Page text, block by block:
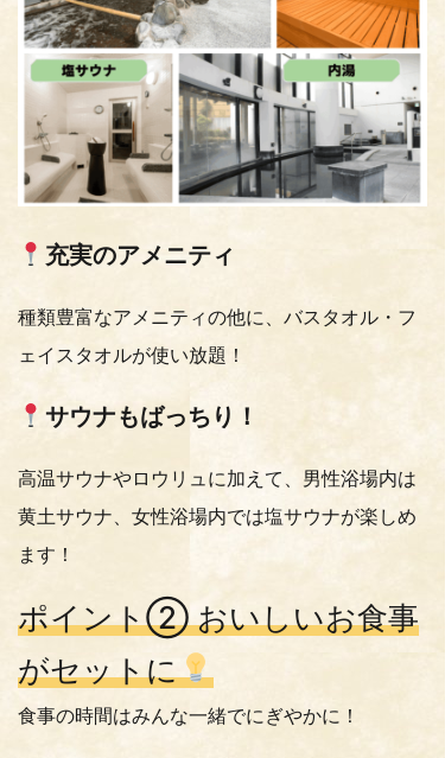
充実のアメニティ
種類豊富なアメニティの他に、バスタオル・フ
ェイスタオルが使い放題！
サウナもばっちり！
高温サウナやロウリュに加えて、男性浴場内は
黄土サウナ、女性浴場内では塩サウナが楽しめ
ます！
ポイント② おいしいお食事
がセットに
食事の時間はみんな一緒でにぎやかに！